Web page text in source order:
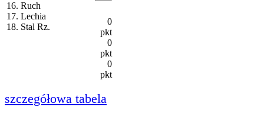
16. Ruch
17. Lechia
18. Stal Rz.
0
pkt
0
pkt
0
pkt
szczegółowa tabela